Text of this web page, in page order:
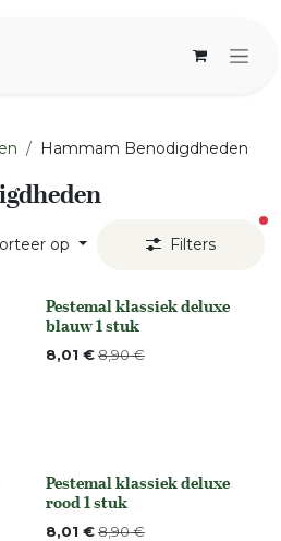
Hammam Benodigdheden
op Filters
Niet op voorraad
Pestemal klassiek deluxe
blauw 1 stuk
8,01 €8,90€
None
Pestemal klassiek deluxe
rood 1 stuk
8,01 €8,90€